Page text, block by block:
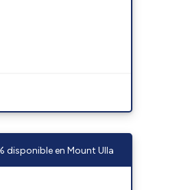
disponible en Mount Ulla